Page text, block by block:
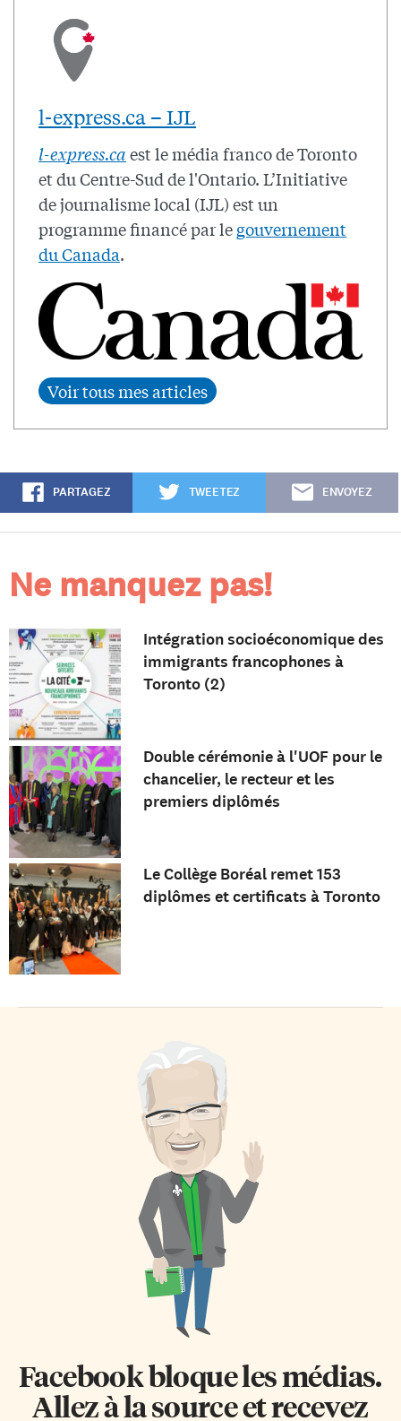
l-express.ca – IJL
l-express.caest le média franco de Toronto
et du Centre-Sud de l'Ontario. L’Initiative
de journalisme local (IJL) est un
programme financé par legouvernement
du Canada.
PARTAGEZ TWEETEZ ENVOYEZ
Ne manquez pas!
Intégration socioéconomique des
immigrants francophones à
Toronto (2)
Double cérémonie à l'UOF pour le
chancelier, le recteur et les
premiers diplômés
Le Collège Boréal remet 153
diplômes et certificats à Toronto
Facebook bloque les médias.
Allez à la source et recevez